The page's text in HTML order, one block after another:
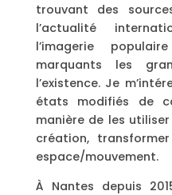
trouvant des
l’actualité
l’imagerie
marquants les
l’existence. Je
états modifiés de
manière de les
création,
espace/mouvement.
À Nantes depuis